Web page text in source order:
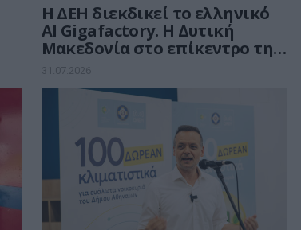
Η ΔΕΗ διεκδικεί το ελληνικό
AI Gigafactory. Η Δυτική
Μακεδονία στο επίκεντρο της
ευρωπαϊκής μάχης των 30 δισ.
ευρώ για την Τεχνητή
Νοημοσύνη
31.07.2026